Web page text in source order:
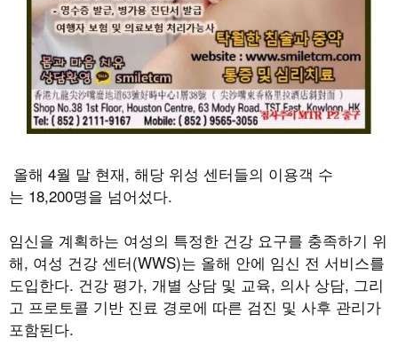
올해 4월 말 현재, 해당 위성 센터들의 이용객 수
는 18,200명을 넘어섰다.
임신을 계획하는 여성의 특정한 건강 요구를 충족하기 위
해, 여성 건강 센터(WWS)는 올해 안에 임신 전 서비스를
도입한다. 건강 평가, 개별 상담 및 교육, 의사 상담, 그리
고 프로토콜 기반 진료 경로에 따른 검진 및 사후 관리가
포함된다.